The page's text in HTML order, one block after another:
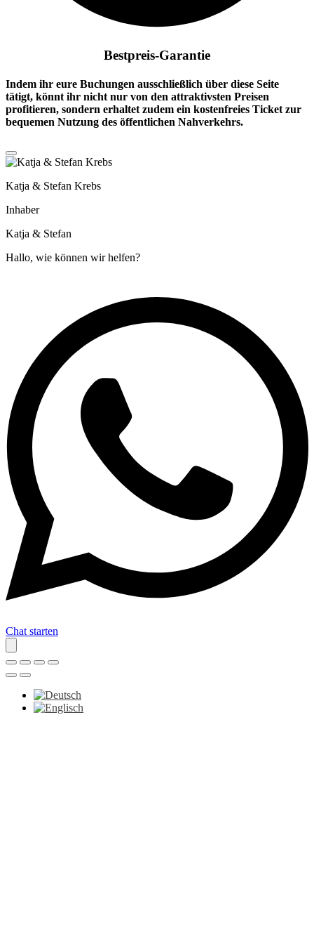
Bestpreis-Garantie
Indem ihr eure Buchungen ausschließlich über diese Seite
tätigt, könnt ihr nicht nur von den attraktivsten Preisen
profitieren, sondern erhaltet zudem ein kostenfreies Ticket zur
bequemen Nutzung des öffentlichen Nahverkehrs.
Katja & Stefan Krebs
Inhaber
Katja & Stefan
Hallo, wie können wir helfen?
Chat starten